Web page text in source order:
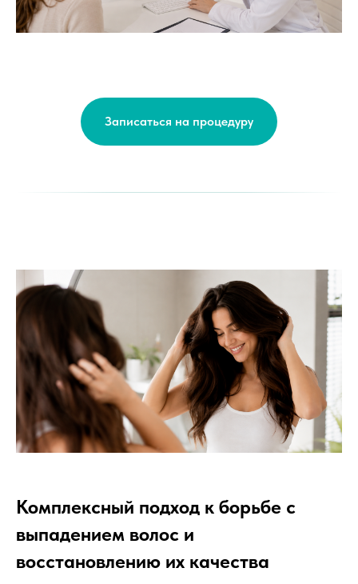
Записаться на процедуру
Комплексный подход к борьбе с
выпадением волос и
восстановлению их качества